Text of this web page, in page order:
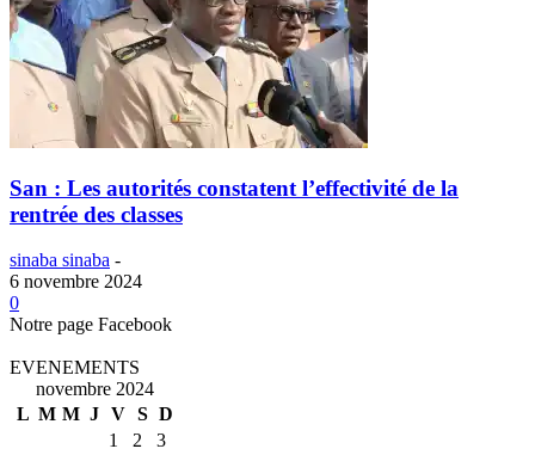
San : Les autorités constatent l’effectivité de la
rentrée des classes
sinaba sinaba -
6 novembre 2024
0
Notre page Facebook
EVENEMENTS
novembre 2024
L M M J V S D
1 2
3